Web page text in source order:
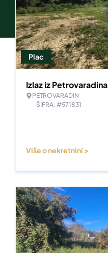
Plac
Izlaz iz Petrovaradina
PETROVARADIN
ŠIFRA: #571831
Više o nekretnini >